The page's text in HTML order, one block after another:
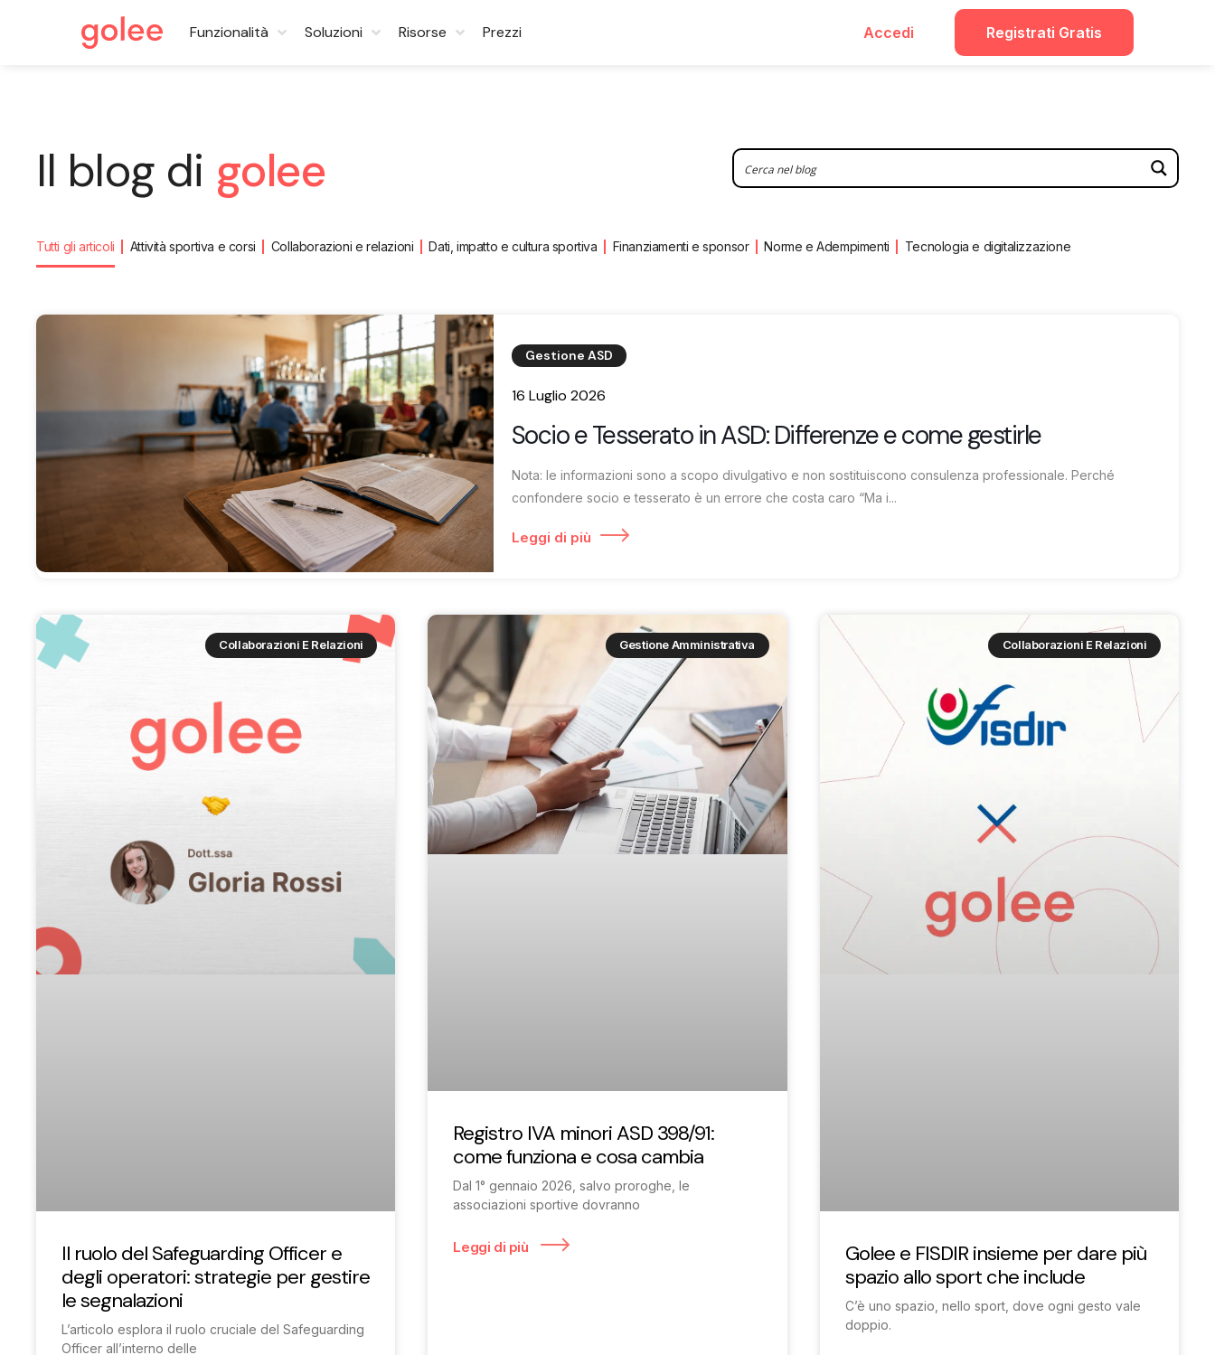
Funzionalità Soluzioni Risorse Prezzi Accedi Registrati Gratis
Il blog di golee
Tutti gli articoli Attività sportiva e corsi Collaborazioni e relazioni Dati, impatto e cultura sportiva Finanziamenti e sponsor Norme e Adempimenti Tecnologia e digitalizzazione
Gestione ASD
16 Luglio 2026
Socio e Tesserato in ASD: Differenze e come gestirle
Nota: le informazioni sono a scopo divulgativo e non sostituiscono consulenza professionale. Perché
confondere socio e tesserato è un errore che costa caro “Ma i...
Leggi di più
Collaborazioni E Relazioni
Il ruolo del Safeguarding Officer e
degli operatori: strategie per gestire
le segnalazioni
L’articolo esplora il ruolo cruciale del Safeguarding
Officer all’interno delle
Gestione Amministrativa
Registro IVA minori ASD 398/91:
come funziona e cosa cambia
Dal 1° gennaio 2026, salvo proroghe, le
associazioni sportive dovranno
Leggi di più
Collaborazioni E Relazioni
Golee e FISDIR insieme per dare più
spazio allo sport che include
C’è uno spazio, nello sport, dove ogni gesto vale
doppio.